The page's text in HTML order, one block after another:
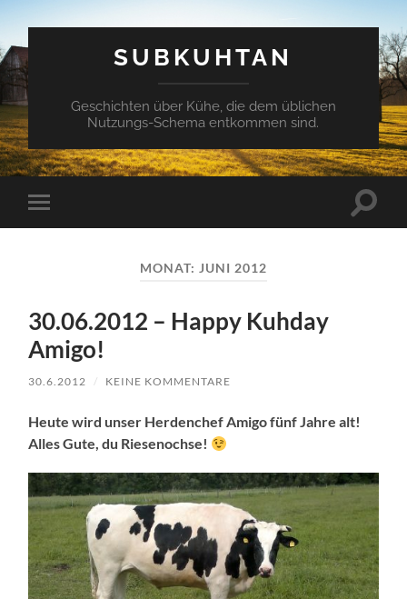
SUBKUHTAN
Geschichten über Kühe, die dem üblichen
Nutzungs-Schema entkommen sind.
Mobile-
Menü
MONAT: JUNI 2012
30.06.2012 – Happy Kuhday
Amigo!
30.6.2012 / KEINE KOMMENTARE
Heute wird unser Herdenchef Amigo fünf Jahre alt!
Alles Gute, du Riesenochse!